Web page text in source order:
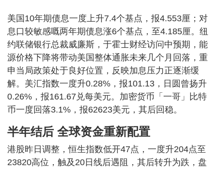
美国10年期债息一度上升7.4个基点，报4.553厘；对
息口较敏感嘅两年期债息涨6个基点，至4.185厘。纽
约联储银行总裁威廉斯，于霍士财经访问中预期，能
源价格下降将带动美国整体通胀未来几个月回落，重
申当局政策处于良好位置，反映加息压力正逐渐缓
解。美汇指数一度升0.28%，报101.13，日圆曾扬升
0.26%，报161.67兑每美元。加密货币「一哥」比特
币一度回落3.1%，报62623美元，其后回稳。
半年结后 全球资金重新配置
港股昨日调整，恒生指数低开47点，一度升204点至
23820高位，触及20日线后遇阻，其后转升为跌，盘